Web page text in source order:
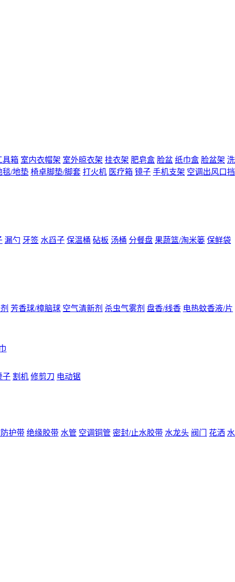
具箱 室内衣帽架 室外晾衣架 挂衣架 肥皂盒 脸盆 纸巾盒 脸盆架 洗
毯/地垫 椅卓脚垫/脚套 打火机 医疗箱 镜子 手机支架 空调出风口挡
漏勺 牙签 水舀子 保温桶 砧板 汤桶 分餐盘 果蔬篮/淘米篓 保鲜袋
芳香球/樟脑球 空气清新剂 杀虫气雾剂 盘香/线香 电热蚊香液/片
子 割机 修剪刀 电动锯
护带 绝缘胶带 水管 空调铜管 密封/止水胶带 水龙头 阀门 花洒 水